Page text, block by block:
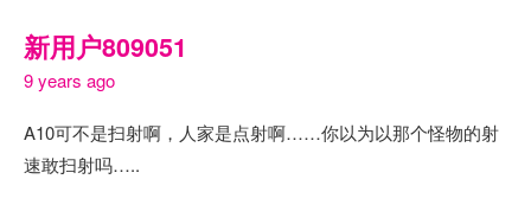
新用户809051
9 years ago
A10可不是扫射啊，人家是点射啊……你以为以那个怪物的射
速敢扫射吗…..